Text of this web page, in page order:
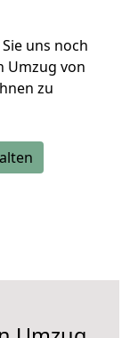
uns noch
Umzug von
zu